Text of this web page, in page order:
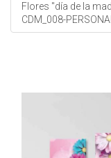
Flores "día de la
CDM_008-